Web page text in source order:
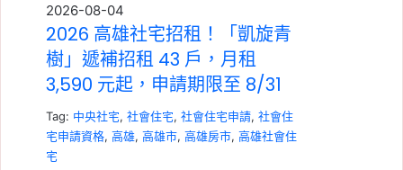
2026-08-04
2026 高雄社宅招租！「凱旋青
樹」遞補招租 43 戶，月租
3,590 元起，申請期限至 8/31
Tag: 中央社宅, 社會住宅, 社會住宅申請, 社會住
宅申請資格, 高雄, 高雄市, 高雄房市, 高雄社會住
宅